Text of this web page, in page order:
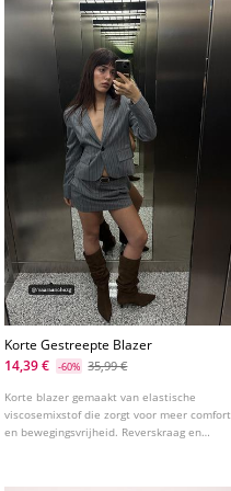
Korte Gestreepte Blazer
14,39 €
-60% 35,99 €
Korte blazer gemaakt van elastische
viscosemixstof die zorgt voor meer comfort
en bewegingsvrijheid. Reverskraag en
Knoopsluiting aan de voorkant.